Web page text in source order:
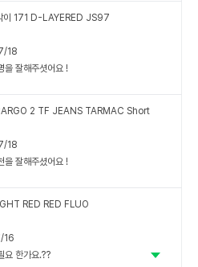
이 171 D-LAYERED JS97
18
을 잘해주셧어요 !
2 TF JEANS TARMAC Short
18
을 잘해주셨어요 !
RED RED FLUO
16
요 한가요.??